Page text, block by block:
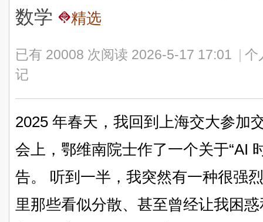
数学
精选
已有 20008 次阅读 2026-5-17 17:01
个
记
2025 年春天，我回到上海交大参加
会上，鄂维南院士作了一个关于“AI
告。 听到一半，我突然有一种很强
里那些看似分散、甚至曾经让我困